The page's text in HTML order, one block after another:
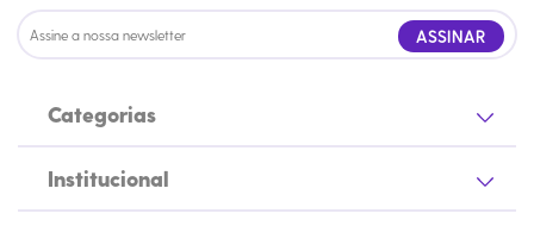
ASSINAR
Categorias
Institucional